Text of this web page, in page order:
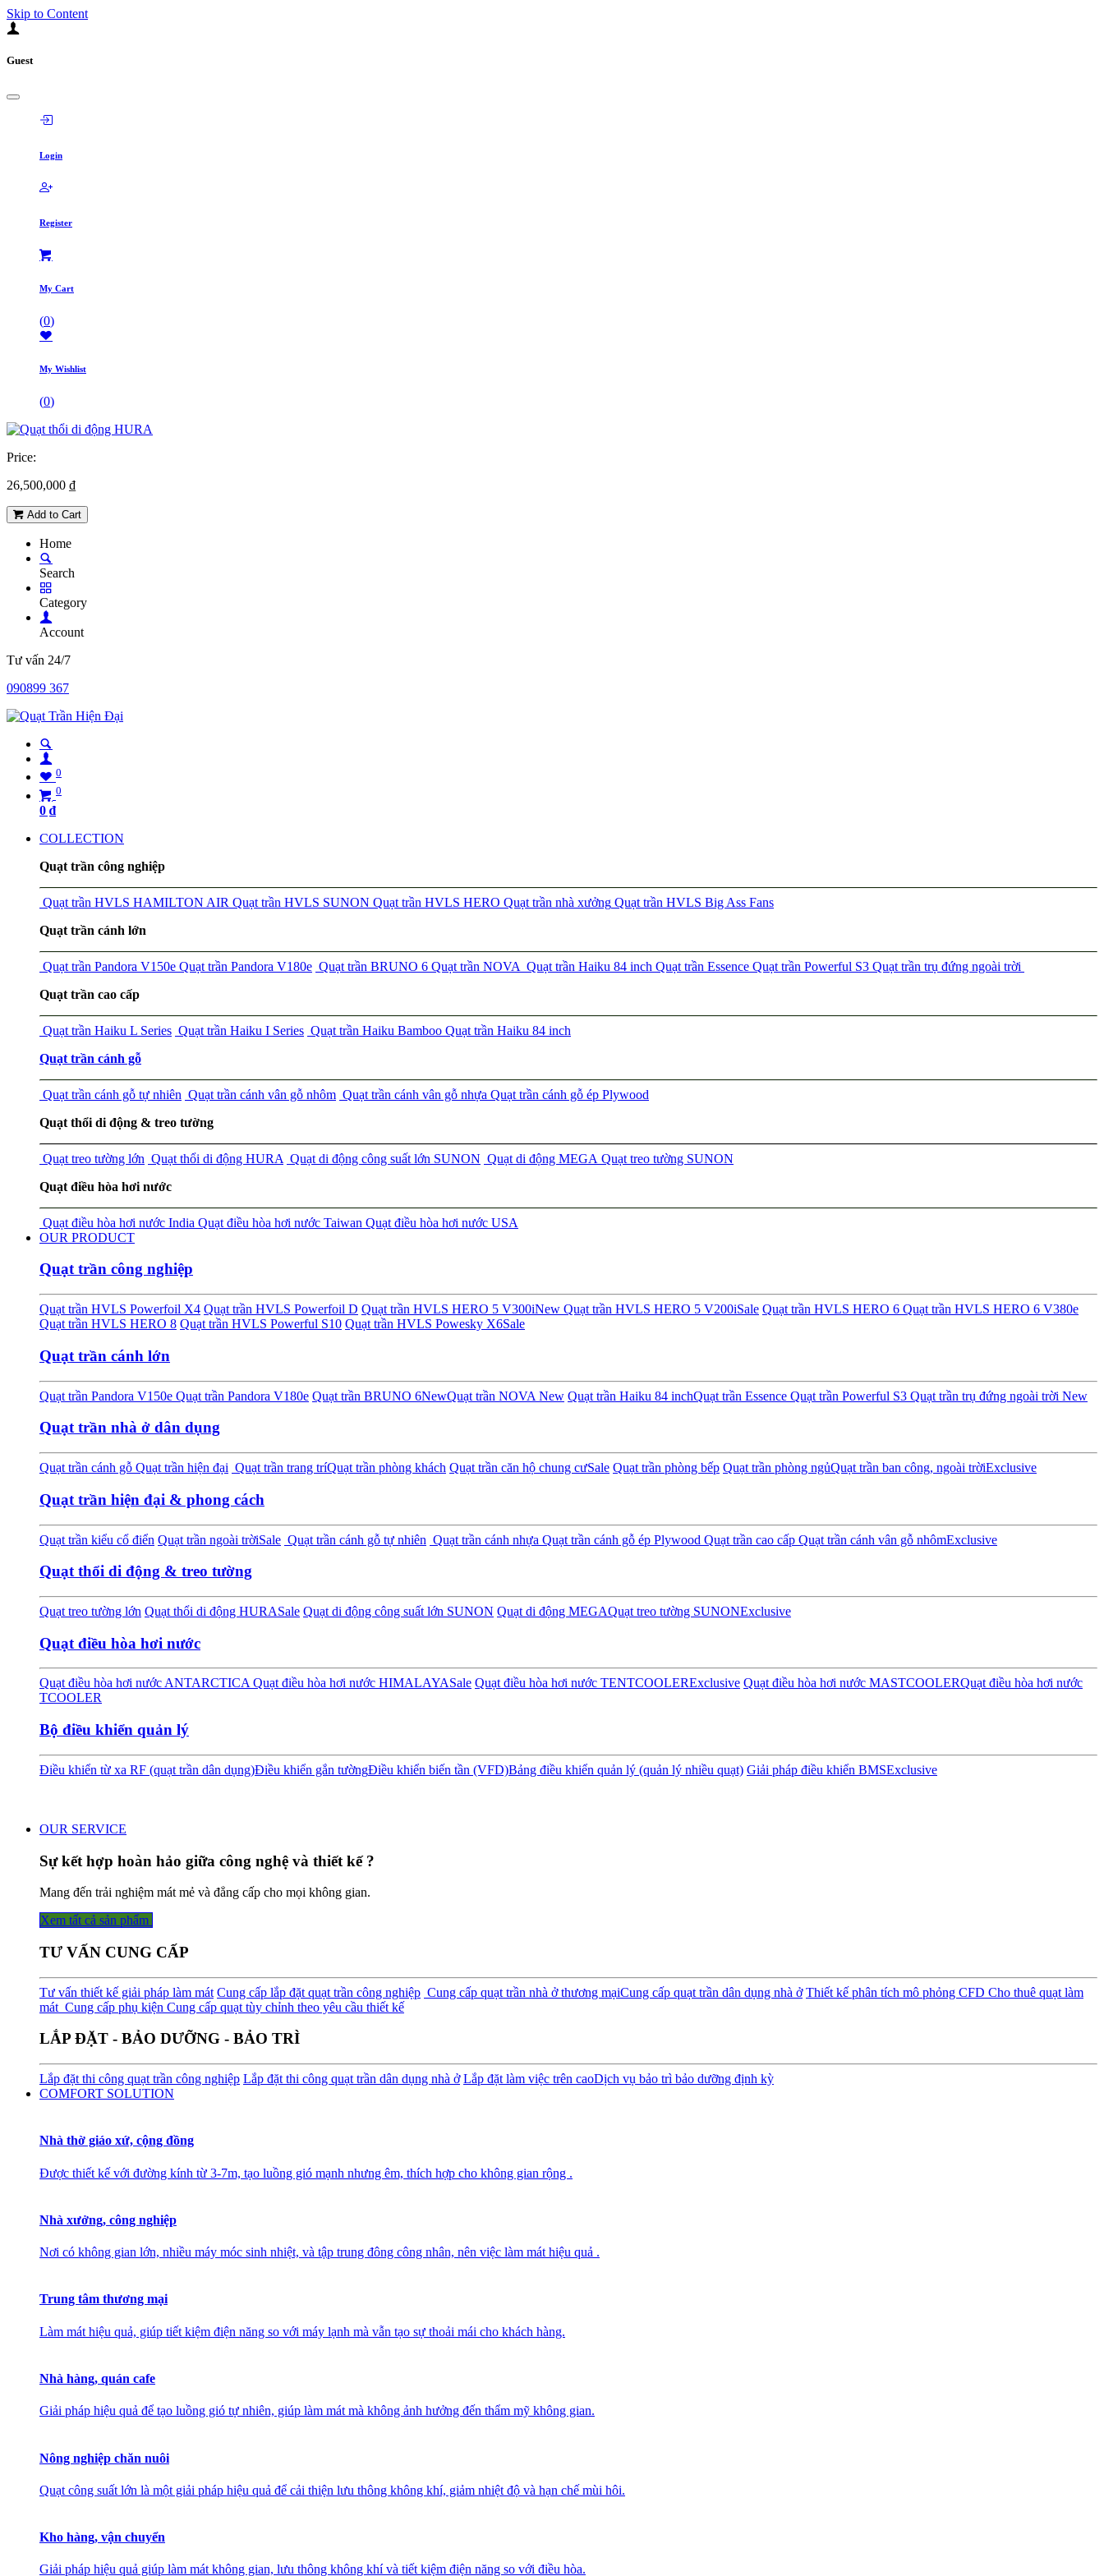
Skip to Content
Guest
Login
Register
My Cart
(0)
My Wishlist
(0)
Price:
26,500,000 ₫
Add to Cart
Home
Search
Category
Account
Tư vấn 24/7
090899 367
0
0
0 ₫
COLLECTION
Quạt trần công nghiệp
Quạt trần HVLS HAMILTON AIR Quạt trần HVLS SUNON Quạt trần HVLS HERO Quạt trần nhà xưởng Quạt trần HVLS Big Ass Fans
Quạt trần cánh lớn
Quạt trần Pandora V150e Quạt trần Pandora V180e Quạt trần BRUNO 6 Quạt trần NOVA Quạt trần Haiku 84 inch Quạt trần Essence Quạt trần Powerful S3 Quạt trần trụ đứng ngoài trời
Quạt trần cao cấp
Quạt trần Haiku L Series Quạt trần Haiku I Series Quạt trần Haiku Bamboo Quạt trần Haiku 84 inch
Quạt trần cánh gỗ
Quạt trần cánh gỗ tự nhiên Quạt trần cánh vân gỗ nhôm Quạt trần cánh vân gỗ nhựa Quạt trần cánh gỗ ép Plywood
Quạt thổi di động & treo tường
Quạt treo tường lớn Quạt thổi di động HURA Quạt di động công suất lớn SUNON Quạt di động MEGA Quạt treo tường SUNON
Quạt điều hòa hơi nước
Quạt điều hòa hơi nước India Quạt điều hòa hơi nước Taiwan Quạt điều hòa hơi nước USA
OUR PRODUCT
Quạt trần công nghiệp
Quạt trần HVLS Powerfoil X4 Quạt trần HVLS Powerfoil D Quạt trần HVLS HERO 5 V300iNew Quạt trần HVLS HERO 5 V200iSale Quạt trần HVLS HERO 6 Quạt trần HVLS HERO 6 V380e
Quạt trần HVLS HERO 8 Quạt trần HVLS Powerful S10 Quạt trần HVLS Powesky X6Sale
Quạt trần cánh lớn
Quạt trần Pandora V150e Quạt trần Pandora V180e Quạt trần BRUNO 6NewQuạt trần NOVA New Quạt trần Haiku 84 inchQuạt trần Essence Quạt trần Powerful S3 Quạt trần trụ đứng ngoài trời New
Quạt trần nhà ở dân dụng
Quạt trần cánh gỗ Quạt trần hiện đại Quạt trần trang tríQuạt trần phòng khách Quạt trần căn hộ chung cưSale Quạt trần phòng bếp Quạt trần phòng ngủQuạt trần ban công, ngoài trờiExclusive
Quạt trần hiện đại & phong cách
Quạt trần kiểu cổ điển Quạt trần ngoài trờiSale Quạt trần cánh gỗ tự nhiên Quạt trần cánh nhựa Quạt trần cánh gỗ ép Plywood Quạt trần cao cấp Quạt trần cánh vân gỗ nhômExclusive
Quạt thổi di động & treo tường
Quạt treo tường lớn Quạt thổi di động HURASale Quạt di động công suất lớn SUNON Quạt di động MEGAQuạt treo tường SUNONExclusive
Quạt điều hòa hơi nước
Quạt điều hòa hơi nước ANTARCTICA Quạt điều hòa hơi nước HIMALAYASale Quạt điều hòa hơi nước TENTCOOLERExclusive Quạt điều hòa hơi nước MASTCOOLERQuạt điều hòa hơi nước
TCOOLER
Bộ điều khiển quản lý
Điều khiển từ xa RF (quạt trần dân dụng)Điều khiển gắn tườngĐiều khiển biến tần (VFD)Bảng điều khiển quản lý (quản lý nhiều quạt) Giải pháp điều khiển BMSExclusive
OUR SERVICE
Sự kết hợp hoàn hảo giữa công nghệ và thiết kế ?
Mang đến trải nghiệm mát mẻ và đẳng cấp cho mọi không gian.
Xem tất cả sản phẩm
TƯ VẤN CUNG CẤP
Tư vấn thiết kế giải pháp làm mát Cung cấp lắp đặt quạt trần công nghiệp Cung cấp quạt trần nhà ở thương mạiCung cấp quạt trần dân dụng nhà ở Thiết kế phân tích mô phỏng CFD Cho thuê quạt làm
mát Cung cấp phụ kiện Cung cấp quạt tùy chỉnh theo yêu cầu thiết kế
LẮP ĐẶT - BẢO DƯỠNG - BẢO TRÌ
Lắp đặt thi công quạt trần công nghiệp Lắp đặt thi công quạt trần dân dụng nhà ở Lắp đặt làm việc trên caoDịch vụ bảo trì bảo dưỡng định kỳ
COMFORT SOLUTION
Nhà thờ giáo xứ, cộng đồng
Được thiết kế với đường kính từ 3-7m, tạo luồng gió mạnh nhưng êm, thích hợp cho không gian rộng .
Nhà xưởng, công nghiệp
Nơi có không gian lớn, nhiều máy móc sinh nhiệt, và tập trung đông công nhân, nên việc làm mát hiệu quả .
Trung tâm thương mại
Làm mát hiệu quả, giúp tiết kiệm điện năng so với máy lạnh mà vẫn tạo sự thoải mái cho khách hàng.
Nhà hàng, quán cafe
Giải pháp hiệu quả để tạo luồng gió tự nhiên, giúp làm mát mà không ảnh hưởng đến thẩm mỹ không gian.
Nông nghiệp chăn nuôi
Quạt công suất lớn là một giải pháp hiệu quả để cải thiện lưu thông không khí, giảm nhiệt độ và hạn chế mùi hôi.
Kho hàng, vận chuyển
Giải pháp hiệu quả giúp làm mát không gian, lưu thông không khí và tiết kiệm điện năng so với điều hòa.